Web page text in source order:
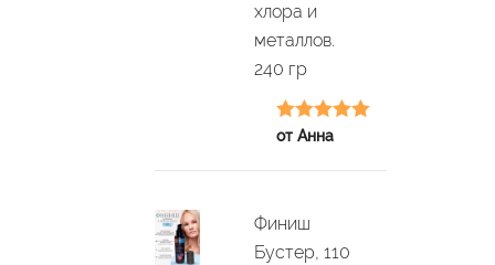
хлора и
металлов.
240 гр
Оценка
от Анна
Финиш
Бустер, 110